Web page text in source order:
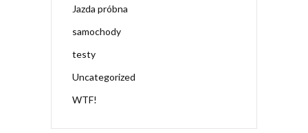
Jazda próbna
samochody
testy
Uncategorized
WTF!